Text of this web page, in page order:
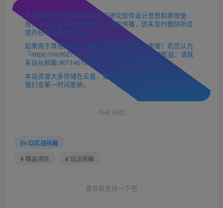
本站收集的资源仅供内部学习研究软件设计思想和原理使
用，学习研究后请自觉删除，请勿传播，因未及时删除所造
成的任何后果责任自负。
如果用于其他用途，请购买正版支持作者，谢谢！若您认为
「https://mc9527.cn/」发布的内容若侵犯到您的权益，请联
系站长邮箱:907146180@qq.com 进行删除处理。
本站资源大多存储在云盘，如发现链接失效，请联系我们，
我们会第一时间更新。
THE END
💥实战拆解
# 精品项目
# 玩法拆解
喜欢就支持一下吧